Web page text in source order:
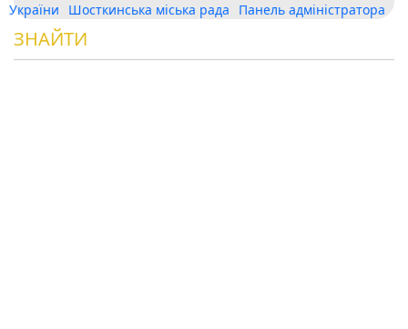
України
Шосткинська міська рада Панель адміністратора
ЗНАЙТИ